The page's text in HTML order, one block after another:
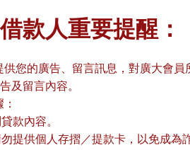
款人重要提醒：
供您的廣告、留言訊息，對廣大會
及留言內容。
款內容。
提供個人存摺／提款卡，以免成為